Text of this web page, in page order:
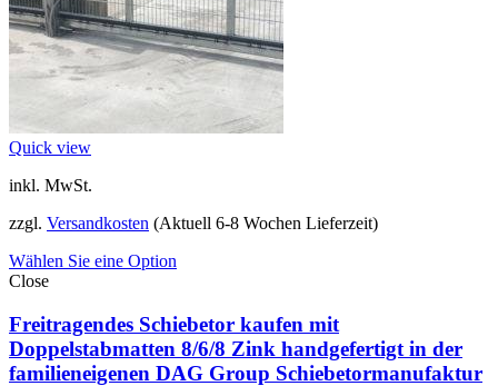
Quick view
inkl. MwSt.
zzgl. Versandkosten (Aktuell 6-8 Wochen Lieferzeit)
Wählen Sie eine Option
Close
Freitragendes Schiebetor kaufen mit
Doppelstabmatten 8/6/8 Zink handgefertigt in der
familieneigenen DAG Group Schiebetormanufaktur